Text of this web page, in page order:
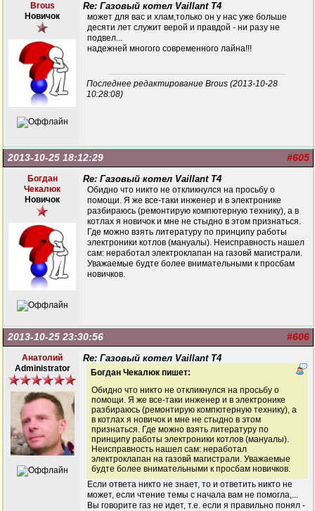
Brous
Новичок
Re: Газовый котел Vaillant T4
может для вас и хлам,только он у нас уже больше
десяти лет служит верой и правдой - ни разу не
подвел...
надежней многого современного лайна!!!
Последнее редактирование Brous (2013-10-28
10:28:08)
#605
2013-10-25 18:12:29
Богдан
Чекалюк
Новичок
Re: Газовый котел Vaillant T4
Обидно что никто не откликнулся на просьбу о
помощи. Я же все-таки инженер и в электронике
разбираюсь (ремонтирую компютерную технику), а в
котлах я новичок и мне не стыдно в этом признаться.
Где можно взять литературу по принципу работы
электроники котлов (мануалы). Неисправность нашел
сам: неработал электроклапан на газовй магистрали.
Уважаемые будте более внимательными к просбам
новичков.
#606
2013-10-25 23:30:56
Анатолий
Administrator
Re: Газовый котел Vaillant T4
Богдан Чекалюк пишет:
Обидно что никто не откликнулся на просьбу о
помощи. Я же все-таки инженер и в электронике
разбираюсь (ремонтирую компютерную технику), а
в котлах я новичок и мне не стыдно в этом
признаться. Где можно взять литературу по
принципу работы электроники котлов (мануалы).
Неисправность нашел сам: неработал
электроклапан на газовй магистрали. Уважаемые
будте более внимательными к просбам новичков.
Если ответа никто не знает, то и ответить никто не
может, если чтение темы с начала вам не помогла,...
Вы говорите газ не идет, т.е. если я правильно понял -